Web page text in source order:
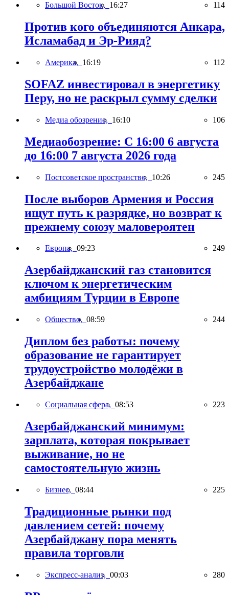
Большой Восток, 16:27 114
Против кого объединяются Анкара,
Исламабад и Эр-Рияд?
Америка, 16:19 112
SOFAZ инвестировал в энергетику
Перу, но не раскрыл сумму сделки
Медиа обозрение, 16:10 106
Медиаобозрение: С 16:00 6 августа
до 16:00 7 августа 2026 года
Постсоветское пространство, 10:26 245
После выборов Армения и Россия
ищут путь к разрядке, но возврат к
прежнему союзу маловероятен
Европа, 09:23 249
Азербайджанский газ становится
ключом к энергетическим
амбициям Турции в Европе
Общество, 08:59 244
Диплом без работы: почему
образование не гарантирует
трудоустройство молодёжи в
Азербайджане
Социальная сфера, 08:53 223
Азербайджанский минимум:
зарплата, которая покрывает
выживание, но не
самостоятельную жизнь
Бизнес, 08:44 225
Традиционные рынки под
давлением сетей: почему
Азербайджану пора менять
правила торговли
Экспресс-анализ, 00:03 280